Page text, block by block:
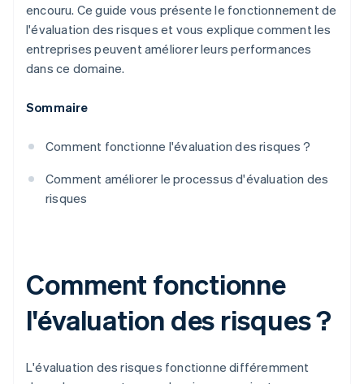
encouru. Ce guide vous présente le fonctionnement de
l'évaluation des risques et vous explique comment les
entreprises peuvent améliorer leurs performances
dans ce domaine.
Sommaire
Comment fonctionne l'évaluation des risques ?
Comment améliorer le processus d'évaluation des
risques
Comment fonctionne
l'évaluation des risques ?
L'évaluation des risques fonctionne différemment